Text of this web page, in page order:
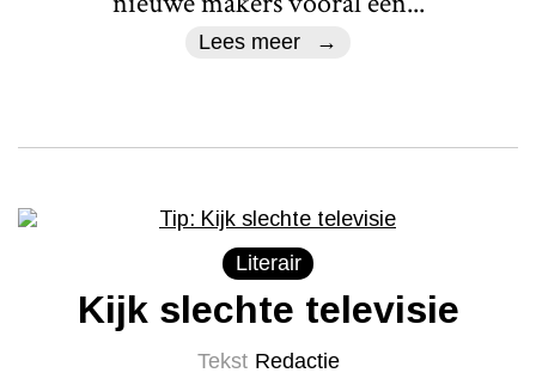
Lees meer
Literair
Kijk slechte televisie
Tekst Redactie